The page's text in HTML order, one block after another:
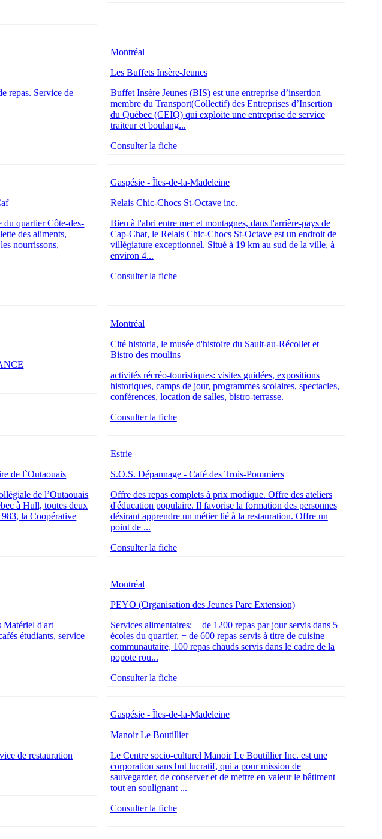
repas. Service de
Montréal
Les Buffets Insère-Jeunes
Buffet Insère Jeunes (BIS) est une entreprise d’insertion
membre du Transport(Collectif) des Entreprises d’Insertion
du Québec (CEIQ) qui exploite une entreprise de service
traiteur et boulang...
Consulter la fiche
quartier Côte-des-
des aliments,
nourrissons,
Gaspésie - Îles-de-la-Madeleine
Relais Chic-Chocs St-Octave inc.
Bien à l'abri entre mer et montagnes, dans l'arrière-pays de
Cap-Chat, le Relais Chic-Chocs St-Octave est un endroit de
villégiature exceptionnel. Situé à 19 km au sud de la ville, à
environ 4...
Consulter la fiche
Montréal
Cité historia, le musée d'histoire du Sault-au-Récollet et
Bistro des moulins
activités récréo-touristiques: visites guidées, expositions
historiques, camps de jour, programmes scolaires, spectacles,
conférences, location de salles, bistro-terrasse.
Consulter la fiche
de l`Outaouais
de l’Outaouais
à Hull, toutes deux
la Coopérative
Estrie
S.O.S. Dépannage - Café des Trois-Pommiers
Offre des repas complets à prix modique. Offre des ateliers
d'éducation populaire. Il favorise la formation des personnes
désirant apprendre un métier lié à la restauration. Offre un
point de ...
Consulter la fiche
Matériel d'art
étudiants, service
Montréal
PEYO (Organisation des Jeunes Parc Extension)
Services alimentaires: + de 1200 repas par jour servis dans 5
écoles du quartier, + de 600 repas servis à titre de cuisine
communautaire, 100 repas chauds servis dans le cadre de la
popote rou...
Consulter la fiche
de restauration
Gaspésie - Îles-de-la-Madeleine
Manoir Le Boutillier
Le Centre socio-culturel Manoir Le Boutillier Inc. est une
corporation sans but lucratif, qui a pour mission de
sauvegarder, de conserver et de mettre en valeur le bâtiment
tout en soulignant ...
Consulter la fiche